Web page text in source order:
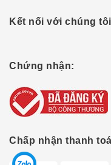
Kết nối với chúng tôi
Chứng nhận:
Chấp nhận thanh